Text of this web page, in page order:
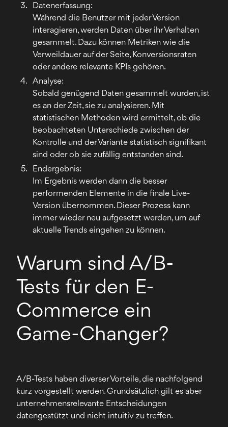
Datenerfassung:
Während die Benutzer mit jeder Version
interagieren, werden Daten über ihr Verhalten
gesammelt. Dazu können Metriken wie die
Verweildauer auf der Seite, Konversionsraten
oder andere relevante KPIs gehören.
Analyse:
Sobald genügend Daten gesammelt wurden, ist
es an der Zeit, sie zu analysieren. Mit
statistischen Methoden wird ermittelt, ob die
beobachteten Unterschiede zwischen der
Kontrolle und der Variante statistisch signifikant
sind oder ob sie zufällig entstanden sind.
Endergebnis:
Im Ergebnis werden dann die besser
performenden Elemente in die finale Live-
Version übernommen. Dieser Prozess kann
immer wieder neu aufgesetzt werden, um auf
aktuelle Trends eingehen zu können.
Warum sind A/B-
Tests für den E-
Commerce ein
Game-Changer?
A/B-Tests haben diverser Vorteile, die nachfolgend
kurz vorgestellt werden. Grundsätzlich gilt es aber
unternehmensrelevante Entscheidungen
datengestützt und nicht intuitiv zu treffen.